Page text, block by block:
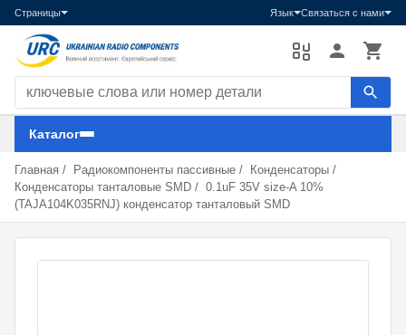
Страницы Язык Связаться с нами
Каталог
Главная / Радиокомпоненты пассивные / Конденсаторы /
Конденсаторы танталовые SMD / 0.1uF 35V size-A 10%
(TAJA104K035RNJ) конденсатор танталовый SMD